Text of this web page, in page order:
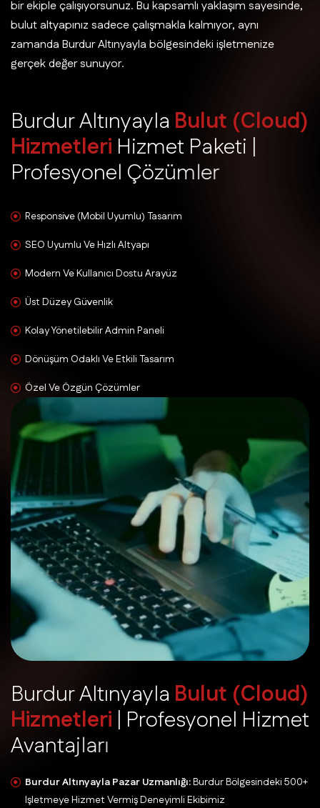
bir ekiple çalışıyorsunuz. Bu kapsamlı yaklaşım sayesinde,
bulut altyapınız sadece çalışmakla kalmıyor, aynı
zamanda Burdur Altınyayla bölgesindeki işletmenize
gerçek değer sunuyor.
BurdurAltınyayla Bulut (Cloud)
Hizmetleri Hizmet Paketi |
Profesyonel Çözümler
Responsive (Mobil Uyumlu) Tasarım
SEO Uyumlu Ve Hızlı Altyapı
Modern Ve Kullanıcı Dostu Arayüz
Üst Düzey Güvenlik
Kolay Yönetilebilir Admin Paneli
Dönüşüm Odaklı Ve Etkili Tasarım
Özel Ve Özgün Çözümler
BurdurAltınyayla Bulut (Cloud)
Hizmetleri | Profesyonel Hizmet
Avantajları
Burdur Altınyayla Pazar Uzmanlığı:Burdur Bölgesindeki 500+
Işletmeye Hizmet Vermiş Deneyimli Ekibimiz